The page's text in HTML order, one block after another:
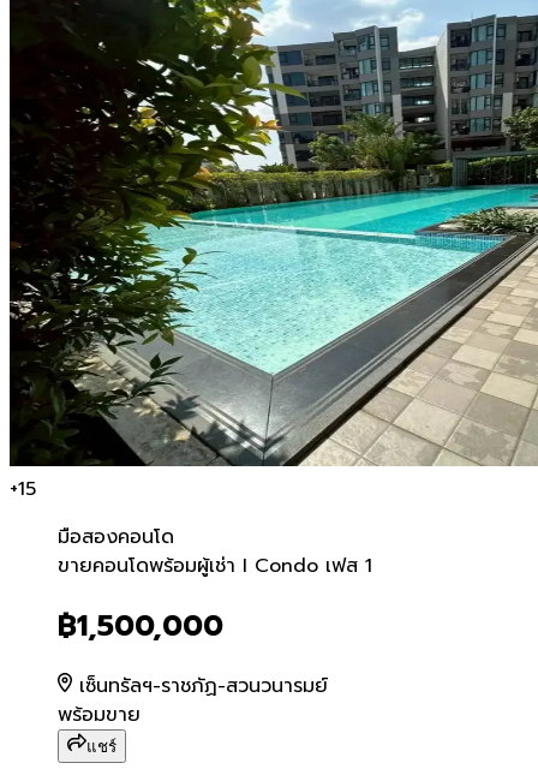
+15
มือสองคอนโด
ขายคอนโดพร้อมผู้เช่า I
ขายคอนโดพร้อมผู้เช่า I Condo เฟส 1
฿1,500,000
เซ็นทรัลฯ-ราชภัฏ-สวนวนารมย์
พร้อมขาย
แชร์